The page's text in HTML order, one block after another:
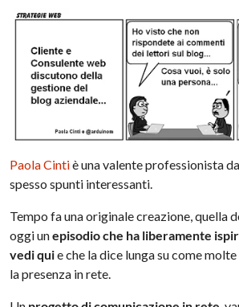
Paola Cintiè una valente professionista
spesso spunti interessanti.
Tempo fa una originale creazione, quella
oggi unepisodio che ha liberamente
vedi quie che la dice lunga su come
la presenza in rete.